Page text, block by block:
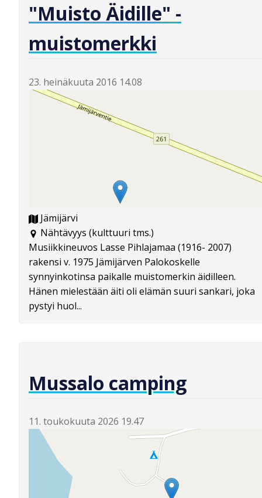
"Muisto Äidille" -
muistomerkki
23. heinäkuuta 2016 14.08
Jämijärvi
Nähtävyys (kulttuuri tms.)
Musiikkineuvos Lasse Pihlajamaa (1916- 2007)
rakensi v. 1975 Jämijärven Palokoskelle
synnyinkotinsa paikalle muistomerkin äidilleen.
Hänen mielestään äiti oli elämän suuri sankari, joka
pystyi huol...
Mussalo camping
11. toukokuuta 2026 19.47